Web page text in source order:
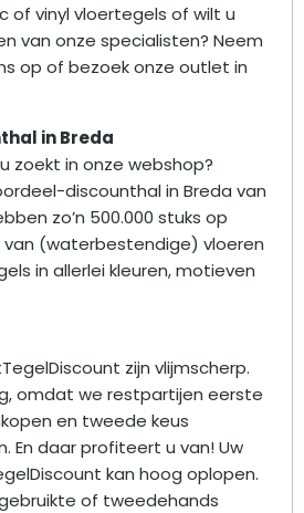
of vinyl vloertegels of wilt u
van onze specialisten? Neem
op of bezoek onze outlet in
in Breda
zoekt in onze webshop?
discounthal in Breda van
zo’n 500.000 stuks op
van (waterbestendige) vloeren
in allerlei kleuren, motieven
zijn vlijmscherp.
omdat we restpartijen eerste
en tweede keus
En daar profiteert u van! Uw
kan hoog oplopen.
of tweedehands